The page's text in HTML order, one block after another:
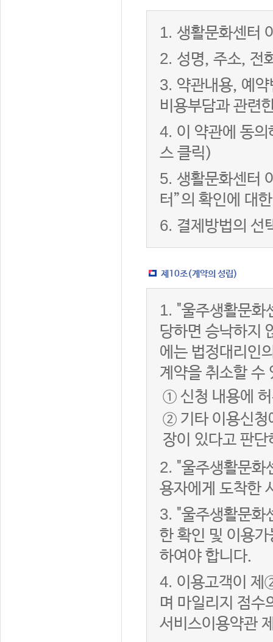
1. 생활문화센터
2. 성명, 주소, 전
3. 약관내용, 예
비용부담과 관련
4. 이 약관에 동
스 클릭)
5. 생활문화센터
터”의 확인에 대
6. 결제방법의 선
제10조(계약의 성립)
1. "울주생활문화
당하면 승낙하지
에는 법정대리인
계약을 취소할 수
① 신청 내용에
② 기타 이용신청
장이 있다고 판단
2. "울주생활문화
용자에게 도착한
3. "울주생활문화
한 확인 및 이용
하여야 합니다.
4. 이용고객이 제
며 마일리지 점수
서비스이용약관